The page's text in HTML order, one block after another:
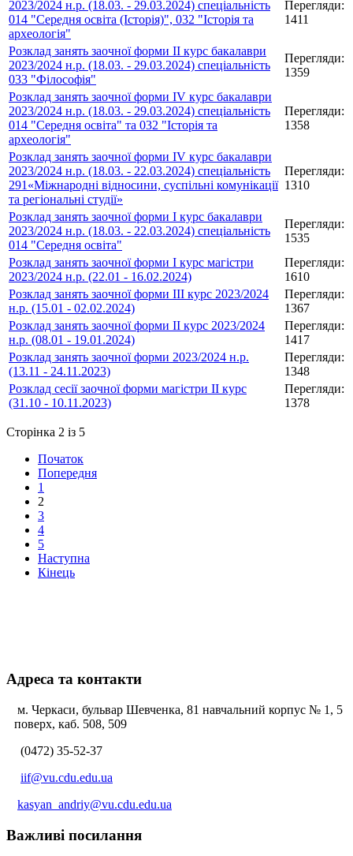
2023/2024 н.р. (18.03. - 29.03.2024) спеціальність
014 "Середня освіта (Історія)", 032 "Історія та
археологія"
Перегляди:
1411
Розклад занять заочної форми ІІ курс бакалаври
2023/2024 н.р. (18.03. - 29.03.2024) спеціальність
033 "Філософія"
Перегляди:
1359
Розклад занять заочної форми ІV курс бакалаври
2023/2024 н.р. (18.03. - 29.03.2024) спеціальність
014 "Середня освіта" та 032 "Історія та
археологія"
Перегляди:
1358
Розклад занять заочної форми ІV курс бакалаври
2023/2024 н.р. (18.03. - 22.03.2024) спеціальність
291«Міжнародні відносини, суспільні комунікації
та регіональні студії»
Перегляди:
1310
Розклад занять заочної форми І курс бакалаври
2023/2024 н.р. (18.03. - 22.03.2024) спеціальність
014 "Середня освіта"
Перегляди:
1535
Розклад занять заочної форми І курс магістри
2023/2024 н.р. (22.01 - 16.02.2024)
Перегляди:
1610
Розклад занять заочної форми ІІІ курс 2023/2024
н.р. (15.01 - 02.02.2024)
Перегляди:
1367
Розклад занять заочної форми ІІ курс 2023/2024
н.р. (08.01 - 19.01.2024)
Перегляди:
1417
Розклад занять заочної форми 2023/2024 н.р.
(13.11 - 24.11.2023)
Перегляди:
1348
Розклад сесії заочної форми магістри ІІ курс
(31.10 - 10.11.2023)
Перегляди:
1378
Сторінка 2 із 5
Початок
Попередня
1
2
3
4
5
Наступна
Кінець
Адреса та контакти
м. Черкаси, бульвар Шевченка, 81 навчальний корпус № 1, 5
поверх, каб. 508, 509
(0472) 35-52-37
iif@vu.cdu.edu.ua
kasyan_andriy@vu.cdu.edu.ua
Важливі посилання